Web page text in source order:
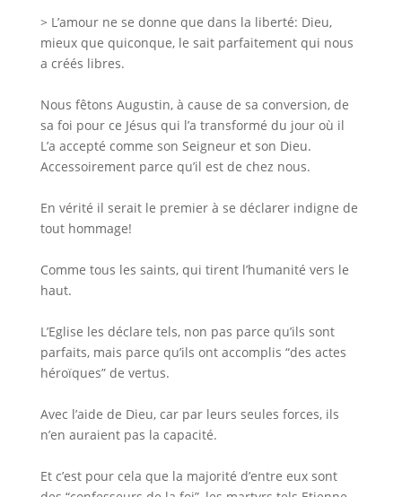
> L’amour ne se donne que dans la liberté: Dieu,
mieux que quiconque, le sait parfaitement qui nous
a créés libres.
Nous fêtons Augustin, à cause de sa conversion, de
sa foi pour ce Jésus qui l’a transformé du jour où il
L’a accepté comme son Seigneur et son Dieu.
Accessoirement parce qu’il est de chez nous.
En vérité il serait le premier à se déclarer indigne de
tout hommage!
Comme tous les saints, qui tirent l’humanité vers le
haut.
L’Eglise les déclare tels, non pas parce qu’ils sont
parfaits, mais parce qu’ils ont accomplis “des actes
héroïques” de vertus.
Avec l’aide de Dieu, car par leurs seules forces, ils
n’en auraient pas la capacité.
Et c’est pour cela que la majorité d’entre eux sont